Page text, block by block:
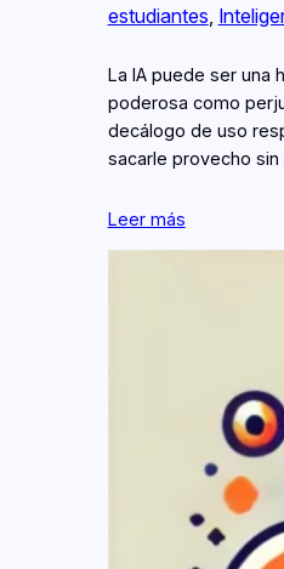
estudiantes,
La IA puede ser una
poderosa como
decálogo de uso
sacarle provecho
Leer más